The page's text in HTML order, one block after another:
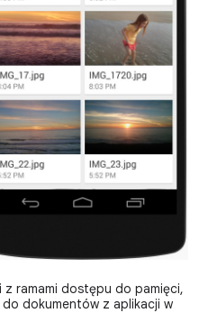
z ramami dostępu do pamięci,
dokumentów z aplikacji w